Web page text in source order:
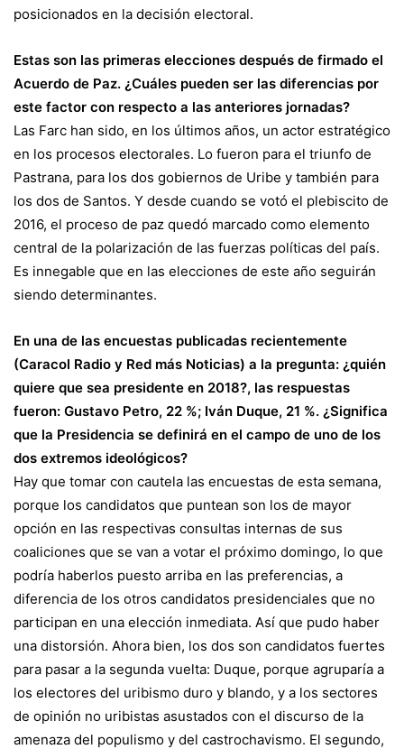
posicionados en la decisión electoral.
Estas son las primeras elecciones después de firmado el
Acuerdo de Paz. ¿Cuáles pueden ser las diferencias por
este factor con respecto a las anteriores jornadas?
Las Farc han sido, en los últimos años, un actor estratégico
en los procesos electorales. Lo fueron para el triunfo de
Pastrana, para los dos gobiernos de Uribe y también para
los dos de Santos. Y desde cuando se votó el plebiscito de
2016, el proceso de paz quedó marcado como elemento
central de la polarización de las fuerzas políticas del país.
Es innegable que en las elecciones de este año seguirán
siendo determinantes.
En una de las encuestas publicadas recientemente
(Caracol Radio y Red más Noticias) a la pregunta: ¿quién
quiere que sea presidente en 2018?, las respuestas
fueron: Gustavo Petro, 22 %; Iván Duque, 21 %. ¿Significa
que la Presidencia se definirá en el campo de uno de los
dos extremos ideológicos?
Hay que tomar con cautela las encuestas de esta semana,
porque los candidatos que puntean son los de mayor
opción en las respectivas consultas internas de sus
coaliciones que se van a votar el próximo domingo, lo que
podría haberlos puesto arriba en las preferencias, a
diferencia de los otros candidatos presidenciales que no
participan en una elección inmediata. Así que pudo haber
una distorsión. Ahora bien, los dos son candidatos fuertes
para pasar a la segunda vuelta: Duque, porque agruparía a
los electores del uribismo duro y blando, y a los sectores
de opinión no uribistas asustados con el discurso de la
amenaza del populismo y del castrochavismo. El segundo,